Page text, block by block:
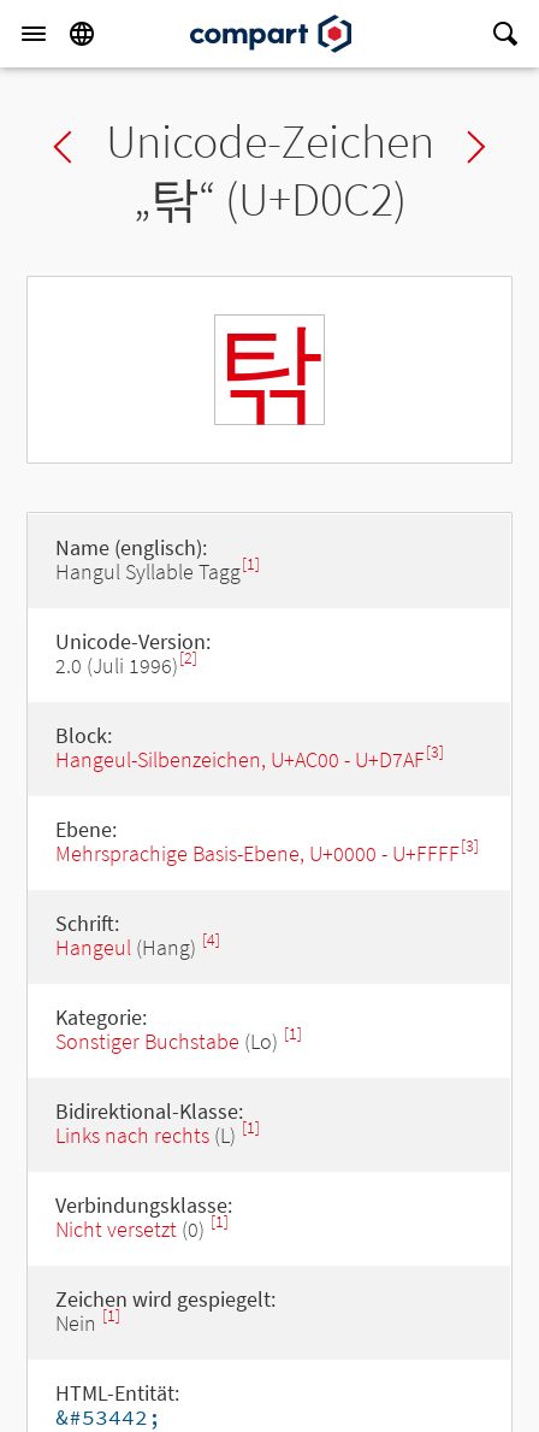
Previous char
Unicode-Zeichen
„탂“ (U+D0C2)
탂
Name (englisch):
Hangul Syllable Tagg[1]
Unicode-Version:
2.0 (Juli 1996)[2]
Block:
Hangeul-Silbenzeichen, U+AC00 - U+D7AF[3]
Ebene:
Mehrsprachige Basis-Ebene, U+0000 - U+FFFF[3]
Schrift:
Hangeul(Hang) [4]
Kategorie:
Sonstiger Buchstabe (Lo) [1]
Bidirektional-Klasse:
Links nach rechts(L) [1]
Verbindungsklasse:
Nicht versetzt(0) [1]
Zeichen wird gespiegelt:
Nein [1]
HTML-Entität:
&#53442;